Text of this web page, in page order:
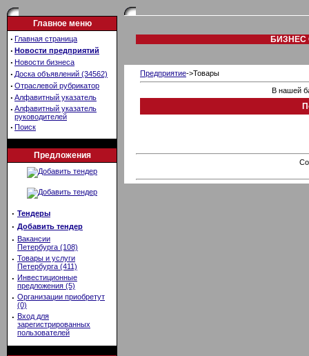
Главное меню
· Главная страница
· Новости предприятий
· Новости бизнеса
· Доска объявлений (34562)
· Отраслевой рубрикатор
· Алфавитный указатель
· Алфавитный указатель
руководителей
· Поиск
Предложения
· Тендеры
· Добавить тендер
· Вакансии
Петербурга (108)
· Товары и услуги
Петербурга (411)
· Инвестиционные
предложения (5)
· Организации приобретут
(0)
· Вход для
зарегистрированных
пользователей
БИЗНЕС
Предприятие->Товары
В нашей